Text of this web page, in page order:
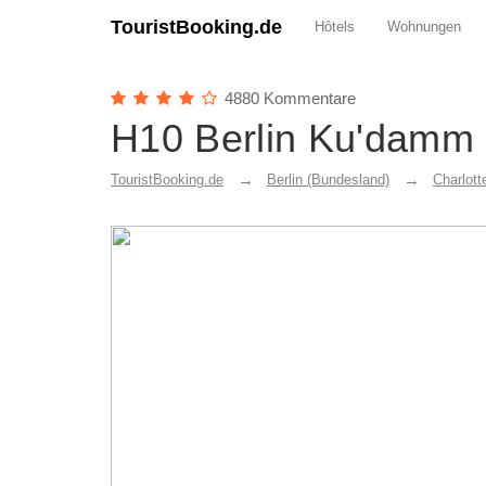
TouristBooking.de Hôtels Wohnungen
4880 Kommentare
H10 Berlin Ku'damm
TouristBooking.de Berlin (Bundesland)